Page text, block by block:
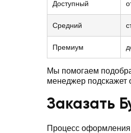
Доступный
Средний
Премиум
Мы помогаем
менеджер
Заказать
Процесс оформления